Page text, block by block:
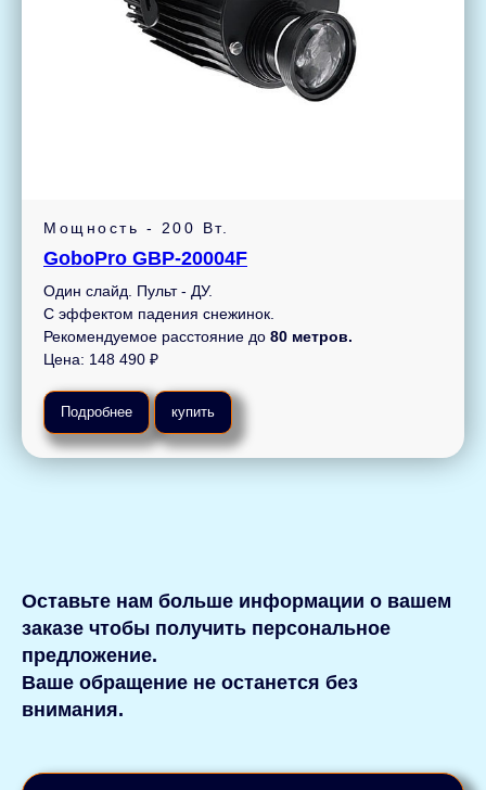
Мощность - 200 Вт.
GoboPro GBP-20004F
Один слайд. Пульт - ДУ.
С эффектом падения снежинок.
Рекомендуемое расстояние до 80 метров.
Цена: 148 490 ₽
Подробнее купить
Оставьте нам больше информации о вашем
заказе чтобы получить персональное
предложение.
Ваше обращение не останется без
внимания.